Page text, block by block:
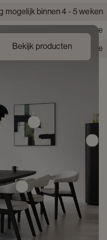
Nee
mogelijk binnen 4 - 5 weken
Nee
Nee
Bekijk producten